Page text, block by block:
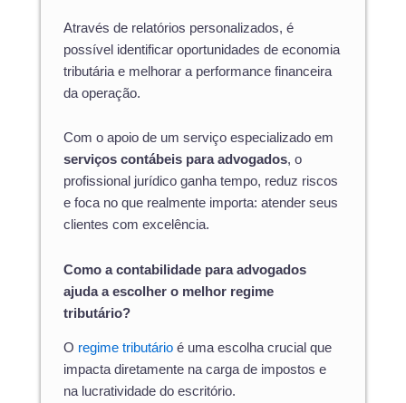
Através de relatórios personalizados, é
possível identificar oportunidades de economia
tributária e melhorar a performance financeira
da operação.
Com o apoio de um serviço especializado em
serviços contábeis para advogados, o
profissional jurídico ganha tempo, reduz riscos
e foca no que realmente importa: atender seus
clientes com excelência.
Como a contabilidade para advogados
ajuda a escolher o melhor regime
tributário?
O regime tributário é uma escolha crucial que
impacta diretamente na carga de impostos e
na lucratividade do escritório.